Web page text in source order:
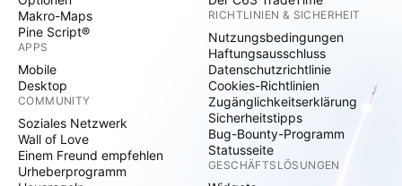
Makro-Maps
Pine Script®
APPS
Mobile
Desktop
COMMUNITY
Soziales Netzwerk
Wall of Love
Einem Freund empfehlen
Urheberprogramm
RICHTLINIEN & SICHERHEIT
Nutzungsbedingungen
Haftungsausschluss
Datenschutzrichtlinie
Cookies-Richtlinien
Zugänglichkeitserklärung
Sicherheitstipps
Bug-Bounty-Programm
Statusseite
GESCHÄFTSLÖSUNGEN